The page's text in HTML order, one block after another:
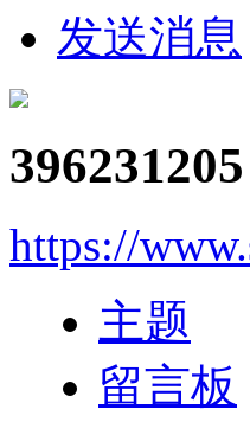
发送消息
396231205
https://
主题
留言板